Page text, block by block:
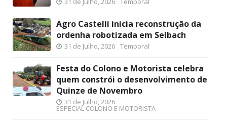
Agro Castelli inicia reconstrução da
ordenha robotizada em Selbach
31 de Julho, 2026 Temporal
Festa do Colono e Motorista celebra
quem constrói o desenvolvimento de
Quinze de Novembro
31 de Julho, 2026
ESPECIAL COLONO E MOTORISTA